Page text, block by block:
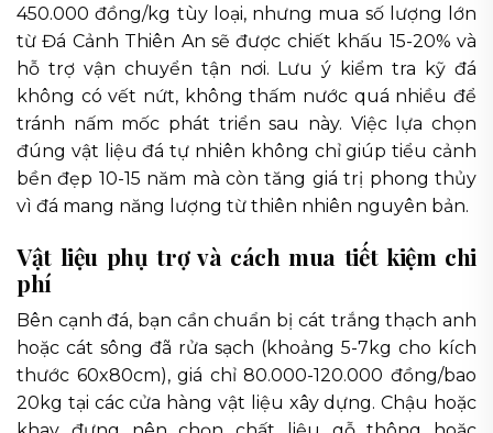
450.000 đồng/kg tùy loại, nhưng mua số lượng lớn
từ Đá Cảnh Thiên An sẽ được chiết khấu 15-20% và
hỗ trợ vận chuyển tận nơi. Lưu ý kiểm tra kỹ đá
không có vết nứt, không thấm nước quá nhiều để
tránh nấm mốc phát triển sau này. Việc lựa chọn
đúng vật liệu đá tự nhiên không chỉ giúp tiểu cảnh
bền đẹp 10-15 năm mà còn tăng giá trị phong thủy
vì đá mang năng lượng từ thiên nhiên nguyên bản.
Vật liệu phụ trợ và cách mua tiết kiệm chi
phí
Bên cạnh đá, bạn cần chuẩn bị cát trắng thạch anh
hoặc cát sông đã rửa sạch (khoảng 5-7kg cho kích
thước 60x80cm), giá chỉ 80.000-120.000 đồng/bao
20kg tại các cửa hàng vật liệu xây dựng. Chậu hoặc